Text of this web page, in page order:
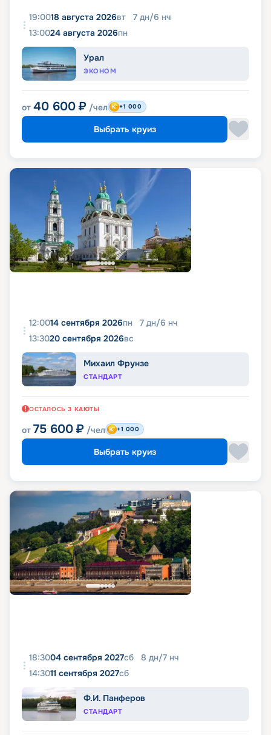
19:0018 августа 2026вт 7 дн/6 нч
13:0024 августа 2026пн
Урал
ЭКОНОМ
от 40 600 ₽ /чел +1 000
Выбрать круиз
12:0014 сентября 2026пн 7 дн/6 нч
13:3020 сентября 2026вс
Михаил Фрунзе
СТАНДАРТ
ОСТАЛОСЬ 3 КАЮТЫ
от 75 600 ₽ /чел +1 000
Выбрать круиз
18:3004 сентября 2027сб 8 дн/7 нч
14:3011 сентября 2027сб
Ф.И. Панферов
СТАНДАРТ